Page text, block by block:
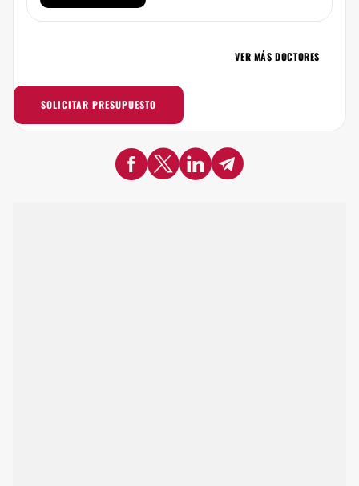
VER MÁS DOCTORES
SOLICITAR PRESUPUESTO